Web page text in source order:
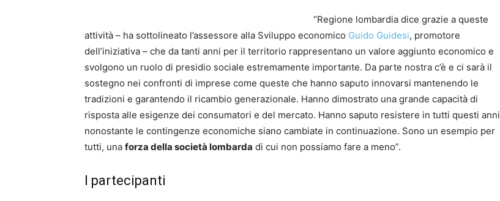
“Regione lombardia dice grazie a queste
attività – ha sottolineato l’assessore alla Sviluppo economico Guido Guidesi, promotore
dell’iniziativa – che da tanti anni per il territorio rappresentano un valore aggiunto economico e
svolgono un ruolo di presidio sociale estremamente importante. Da parte nostra c’è e ci sarà il
sostegno nei confronti di imprese come queste che hanno saputo innovarsi mantenendo le
tradizioni e garantendo il ricambio generazionale. Hanno dimostrato una grande capacità di
risposta alle esigenze dei consumatori e del mercato. Hanno saputo resistere in tutti questi anni
nonostante le contingenze economiche siano cambiate in continuazione. Sono un esempio per
tutti, una forza della società lombarda di cui non possiamo fare a meno”.
I partecipanti